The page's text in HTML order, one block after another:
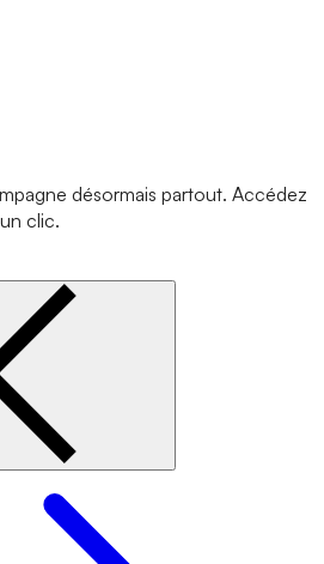
désormais partout. Accédez
clic.